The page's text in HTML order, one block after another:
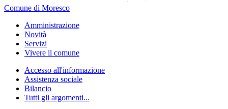
Comune di Moresco
Amministrazione
Novità
Servizi
Vivere il comune
Accesso all'informazione
Assistenza sociale
Bilancio
Tutti gli argomenti...